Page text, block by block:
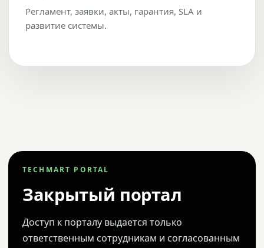
Регламент, заявки, акты, гарантия, SLA и
развитие системы.
TECHMART PORTAL
Закрытый портал
Доступ к порталу выдается только
ответственным сотрудникам и согласованным